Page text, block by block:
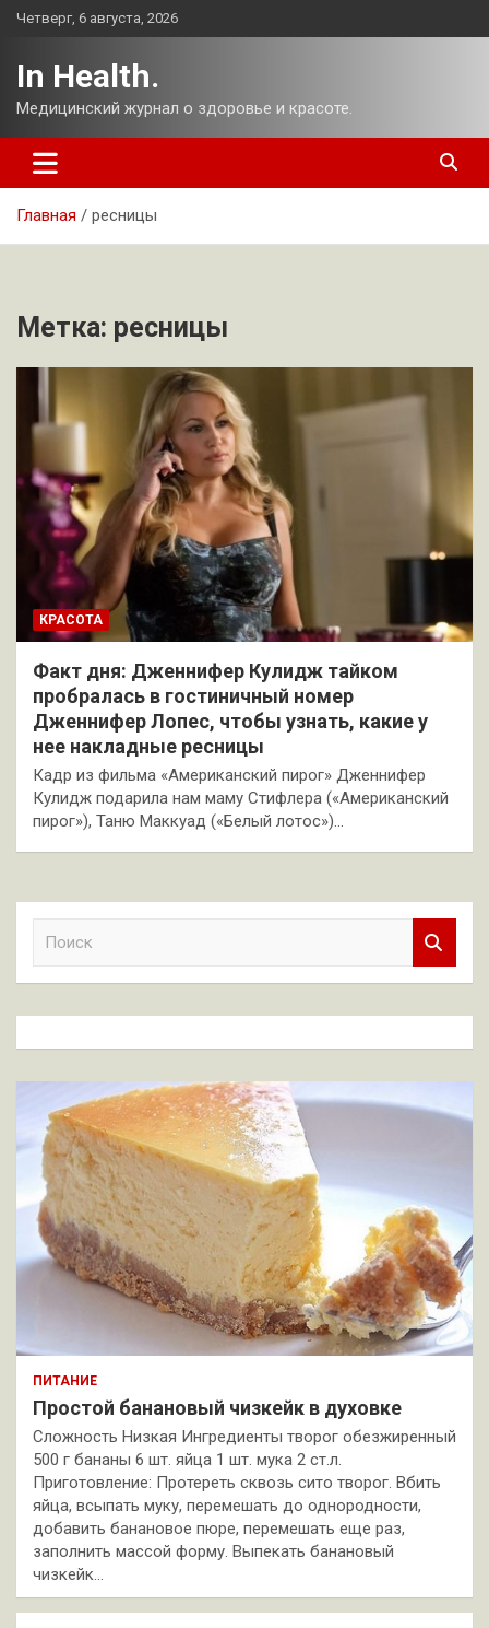
Перейти
Четверг, 6 августа, 2026
In Health.
Медицинский журнал о здоровье и красоте.
Главная ресницы
Метка: ресницы
КРАСОТА
Факт дня: Дженнифер Кулидж тайком
пробралась в гостиничный номер
Дженнифер Лопес, чтобы узнать, какие у
нее накладные ресницы
Кадр из фильма «Американский пирог» Дженнифер
Кулидж подарила нам маму Стифлера («Американский
пирог»), Таню Маккуад («Белый лотос»)…
к
ПИТАНИЕ
Простой банановый чизкейк в духовке
Сложность Низкая Ингредиенты творог обезжиренный
500 г бананы 6 шт. яйца 1 шт. мука 2 ст.л.
Приготовление: Протереть сквозь сито творог. Вбить
яйца, всыпать муку, перемешать до однородности,
добавить банановое пюре, перемешать еще раз,
заполнить массой форму. Выпекать банановый
чизкейк…